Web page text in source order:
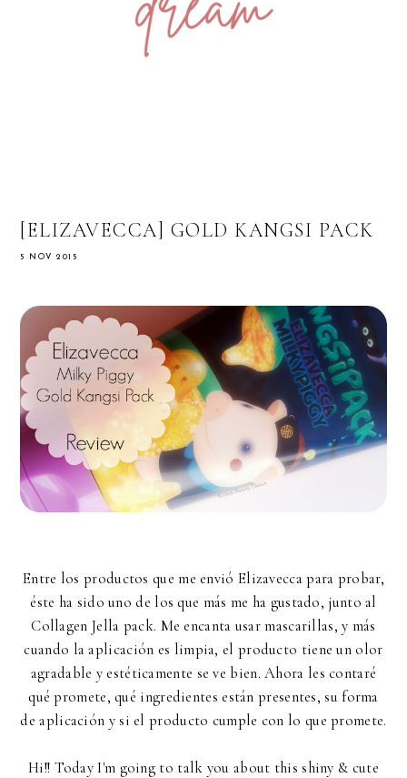
[ELIZAVECCA] GOLD KANGSI PACK
5 NOV 2015
Entre los productos que me envió Elizavecca para probar,
éste ha sido uno de los que más me ha gustado, junto al
Collagen Jella pack. Me encanta usar mascarillas, y más
cuando la aplicación es limpia, el producto tiene un olor
agradable y estéticamente se ve bien. Ahora les contaré
qué promete, qué ingredientes están presentes, su forma
de aplicación y si el producto cumple con lo que promete.
Hi!! Today I'm going to talk you about this shiny & cute